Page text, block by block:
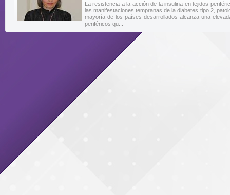
La resistencia a la acción de la insulina en tejidos
las manifestaciones tempranas de la diabetes tipo 2,
mayoría de los países desarrollados alcanza una
periféricos qu...